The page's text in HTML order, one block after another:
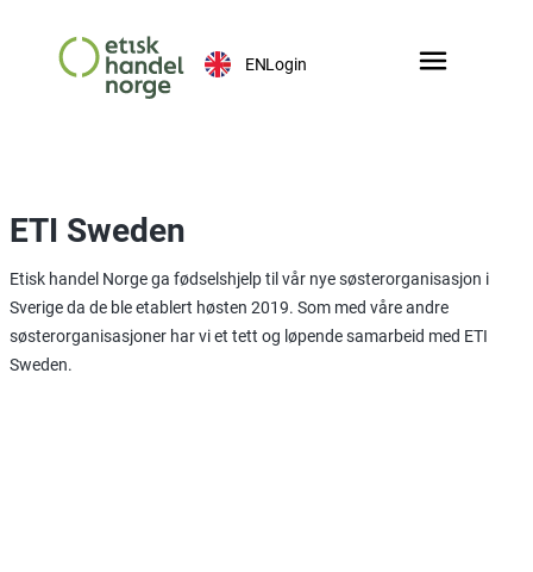
ENLogin
ETI Sweden
Etisk handel Norge ga fødselshjelp til vår nye søsterorganisasjon i
Sverige da de ble etablert høsten 2019. Som med våre andre
søsterorganisasjoner har vi et tett og løpende samarbeid med ETI
Sweden.